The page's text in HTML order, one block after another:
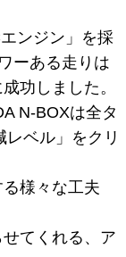
ンジン」を採
ーある走りは
功しました。
N-BOXは全タ
ベル」をクリ
様々な工夫
てくれる、ア